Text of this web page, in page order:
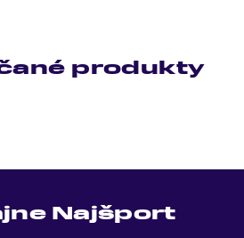
produkty
Najšport